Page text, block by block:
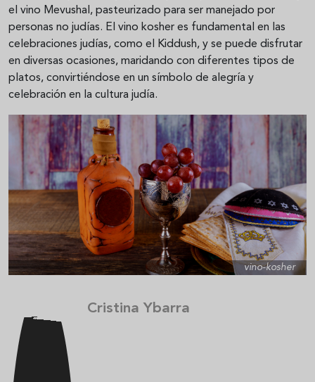
el vino Mevushal, pasteurizado para ser manejado por
personas no judías. El vino kosher es fundamental en las
celebraciones judías, como el Kiddush, y se puede disfrutar
en diversas ocasiones, maridando con diferentes tipos de
platos, convirtiéndose en un símbolo de alegría y
celebración en la cultura judía.
vino-kosher
Cristina Ybarra